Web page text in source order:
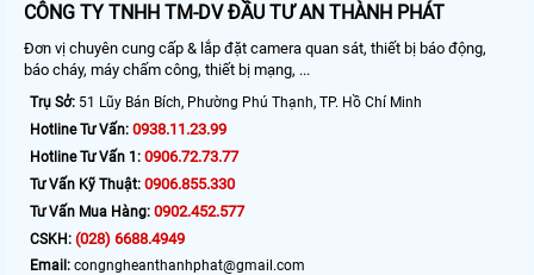
CÔNG TY TNHH TM-DV ĐẦU TƯ AN THÀNH PHÁT
Đơn vị chuyên cung cấp & lắp đặt camera quan sát, thiết bị báo động,
báo cháy, máy chấm công, thiết bị mạng, ...
Trụ Sở: 51 Lũy Bán Bích, Phường Phú Thạnh, TP. Hồ Chí Minh
Hotline Tư Vấn: 0938.11.23.99
Hotline Tư Vấn 1: 0906.72.73.77
Tư Vấn Kỹ Thuật: 0906.855.330
Tư Vấn Mua Hàng: 0902.452.577
CSKH: (028) 6688.4949
Email: congngheanthanhphat@gmail.com